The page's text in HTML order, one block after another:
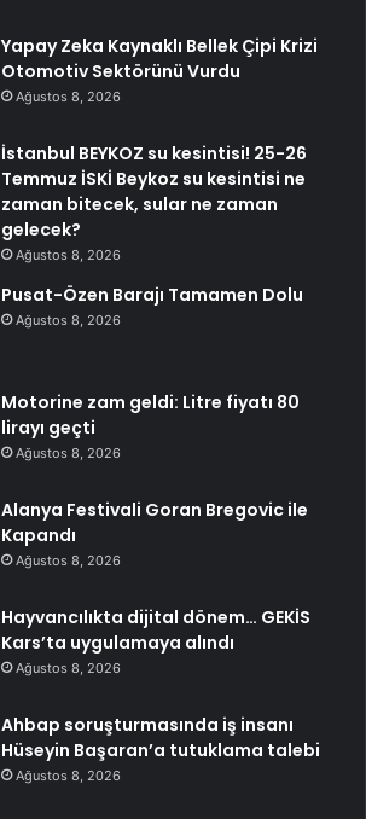
Yapay Zeka Kaynaklı Bellek Çipi Krizi
Otomotiv Sektörünü Vurdu
Ağustos 8, 2026
İstanbul BEYKOZ su kesintisi! 25-26
Temmuz İSKİ Beykoz su kesintisi ne
zaman bitecek, sular ne zaman
gelecek?
Ağustos 8, 2026
Pusat-Özen Barajı Tamamen Dolu
Ağustos 8, 2026
Motorine zam geldi: Litre fiyatı 80
lirayı geçti
Ağustos 8, 2026
Alanya Festivali Goran Bregovic ile
Kapandı
Ağustos 8, 2026
Hayvancılıkta dijital dönem… GEKİS
Kars’ta uygulamaya alındı
Ağustos 8, 2026
Ahbap soruşturmasında iş insanı
Hüseyin Başaran’a tutuklama talebi
Ağustos 8, 2026